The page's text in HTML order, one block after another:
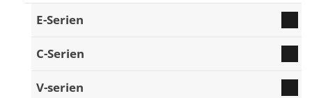
E-Serien
C-Serien
V-serien